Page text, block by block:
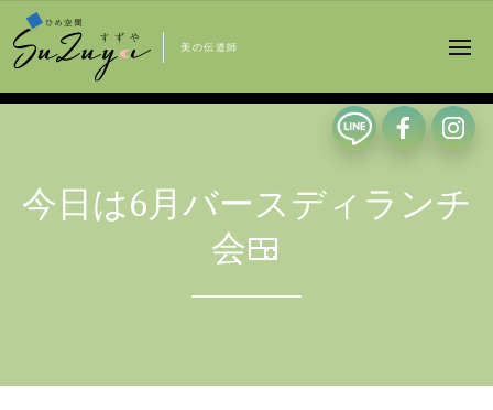
美の伝道師
今日は6月バースディランチ
会🍱